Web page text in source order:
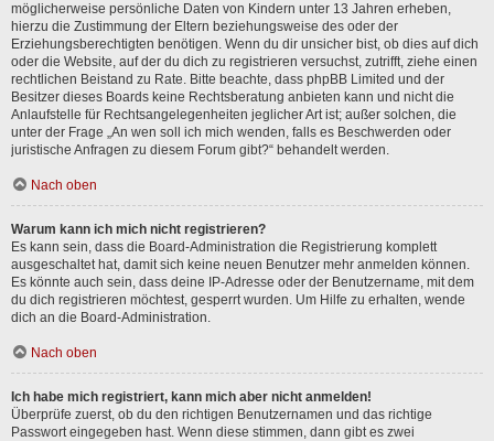
möglicherweise persönliche Daten von Kindern unter 13 Jahren erheben,
hierzu die Zustimmung der Eltern beziehungsweise des oder der
Erziehungsberechtigten benötigen. Wenn du dir unsicher bist, ob dies auf dich
oder die Website, auf der du dich zu registrieren versuchst, zutrifft, ziehe einen
rechtlichen Beistand zu Rate. Bitte beachte, dass phpBB Limited und der
Besitzer dieses Boards keine Rechtsberatung anbieten kann und nicht die
Anlaufstelle für Rechtsangelegenheiten jeglicher Art ist; außer solchen, die
unter der Frage „An wen soll ich mich wenden, falls es Beschwerden oder
juristische Anfragen zu diesem Forum gibt?“ behandelt werden.
Nach oben
Warum kann ich mich nicht registrieren?
Es kann sein, dass die Board-Administration die Registrierung komplett
ausgeschaltet hat, damit sich keine neuen Benutzer mehr anmelden können.
Es könnte auch sein, dass deine IP-Adresse oder der Benutzername, mit dem
du dich registrieren möchtest, gesperrt wurden. Um Hilfe zu erhalten, wende
dich an die Board-Administration.
Nach oben
Ich habe mich registriert, kann mich aber nicht anmelden!
Überprüfe zuerst, ob du den richtigen Benutzernamen und das richtige
Passwort eingegeben hast. Wenn diese stimmen, dann gibt es zwei